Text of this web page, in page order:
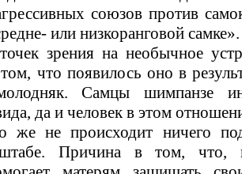
союзов против
или низкоранговой самке».
зрения на необычное
том, что появилось оно в
Самцы шимпанзе
да и человек в этом
же не происходит ничего
Причина в том, что,